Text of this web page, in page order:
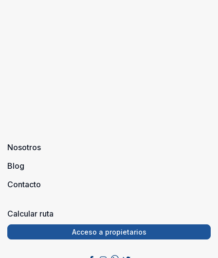
Nosotros
Blog
Contacto
Calcular ruta
Acceso a propietarios